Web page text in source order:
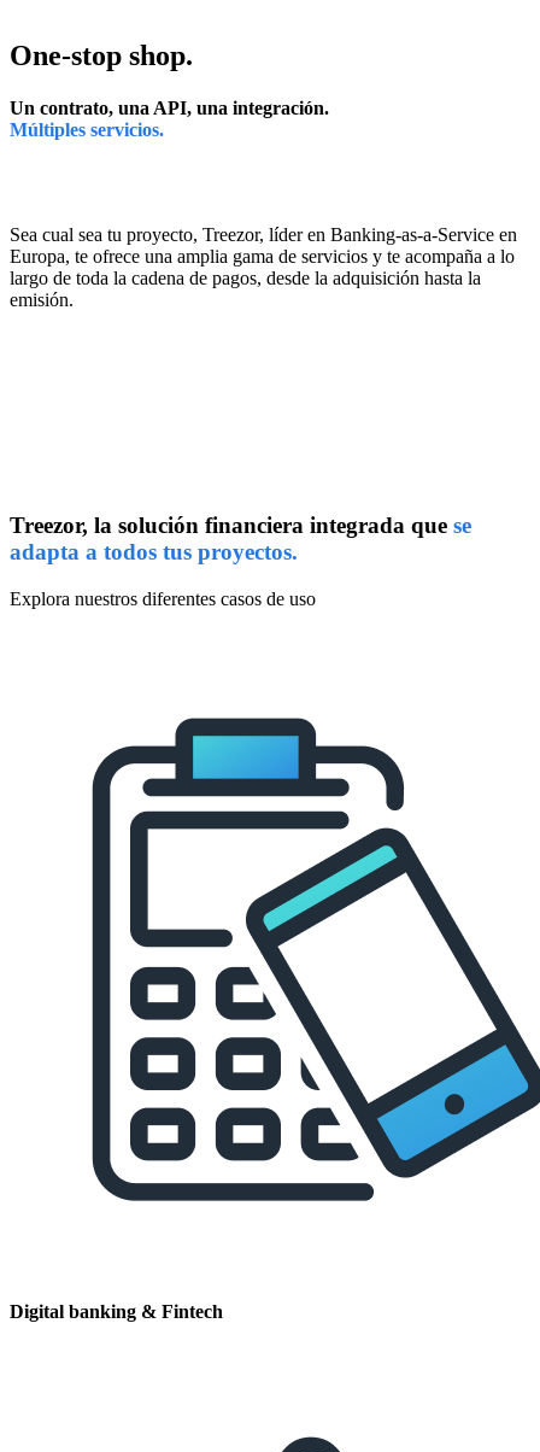
One-stop shop.
Un contrato, una API, una integración.
Múltiples servicios.
Sea cual sea tu proyecto, Treezor, líder en Banking-as-a-Service en
Europa, te ofrece una amplia gama de servicios y te acompaña a lo
largo de toda la cadena de pagos, desde la adquisición hasta la
emisión.
Treezor, la solución financiera integrada que se
adapta a todos tus proyectos.
Explora nuestros diferentes casos de uso
Digital banking & Fintech